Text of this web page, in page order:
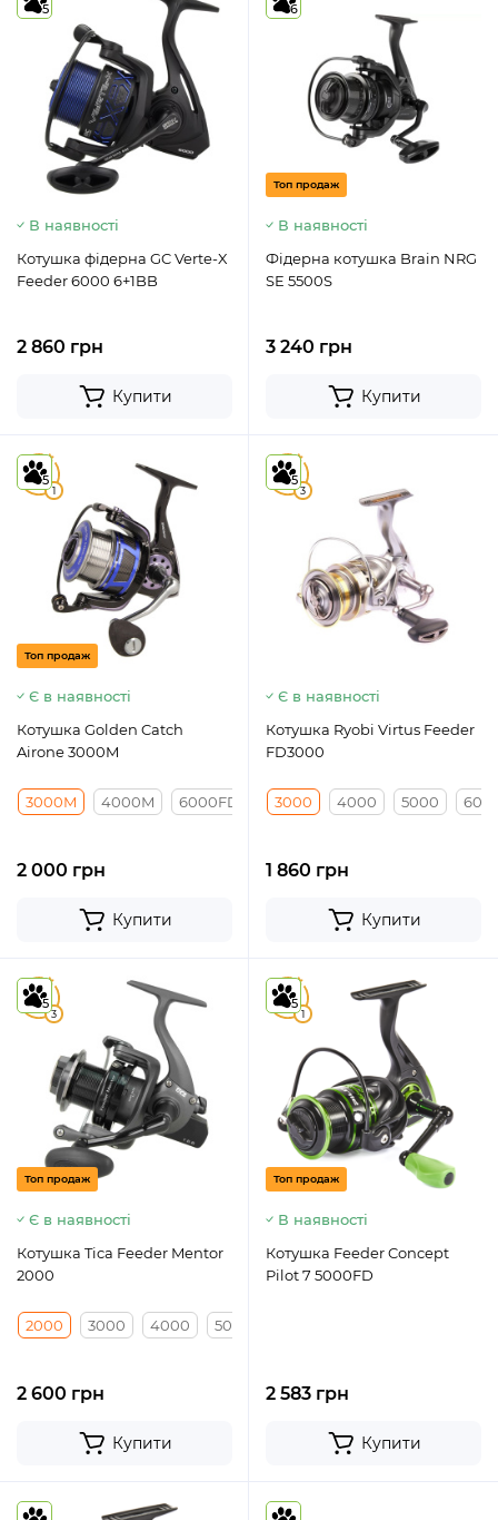
5
В наявності
Котушка фідерна GC Verte-X
Feeder 6000 6+1BB
2 860 грн
Купити
6
Топ продаж
В наявності
Фідерна котушка Brain NRG
SE 5500S
3 240 грн
Купити
5
1
5
Топ продаж
Є в наявності
Котушка Golden Catch
Airone 3000M
3000M 4000M 6000FD
2 000 грн
Купити
4.7
3
5
Є в наявності
Котушка Ryobi Virtus Feeder
FD3000
3000 4000 5000
1 860 грн
Купити
5
3
5
Топ продаж
Є в наявності
Котушка Tica Feeder Mentor
2000
2000 3000 4000 5000
2 600 грн
Купити
5
1
5
Топ продаж
В наявності
Котушка Feeder Concept
Pilot 7 5000FD
2 583 грн
Купити